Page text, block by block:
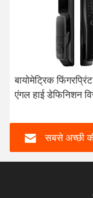
बायोमेट्रिक
एंगल हाई डेफिनिशन
सबसे अच्छी